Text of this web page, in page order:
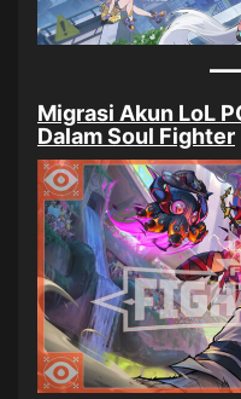
Migrasi Akun LoL
Dalam Soul Fighter